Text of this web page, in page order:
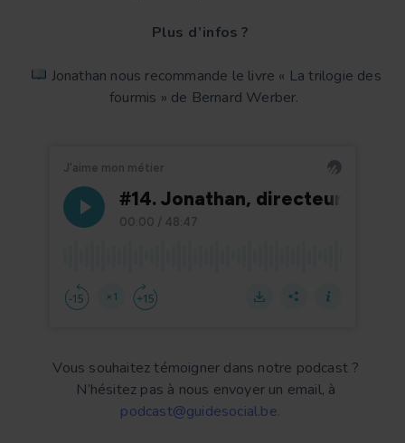
Plus d’infos ?
Jonathan nous recommande le livre « La trilogie des
fourmis » de Bernard Werber.
Vous souhaitez témoigner dans notre podcast ?
N’hésitez pas à nous envoyer un email, à
podcast@guidesocial.be.